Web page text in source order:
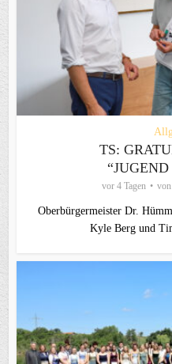
TS:
vor 4 Tagen von
Oberbürgermeister Dr.
Kyle Berg und